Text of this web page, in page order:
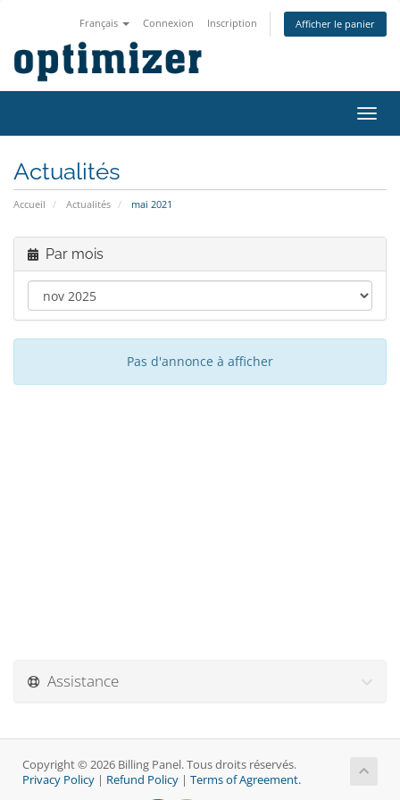
Français Connexion Inscription Afficher le panier
la
Actualités
Accueil Actualités mai 2021
Par mois
Pas d'annonce à afficher
Assistance
Copyright © 2026 Billing Panel. Tous droits réservés.
Privacy Policy | Refund Policy | Terms of Agreement.